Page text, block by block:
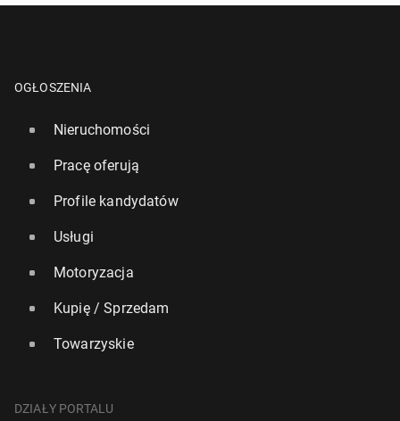
OGŁOSZENIA
Nieruchomości
Pracę oferują
Profile kandydatów
Usługi
Motoryzacja
Kupię / Sprzedam
Towarzyskie
DZIAŁY PORTALU